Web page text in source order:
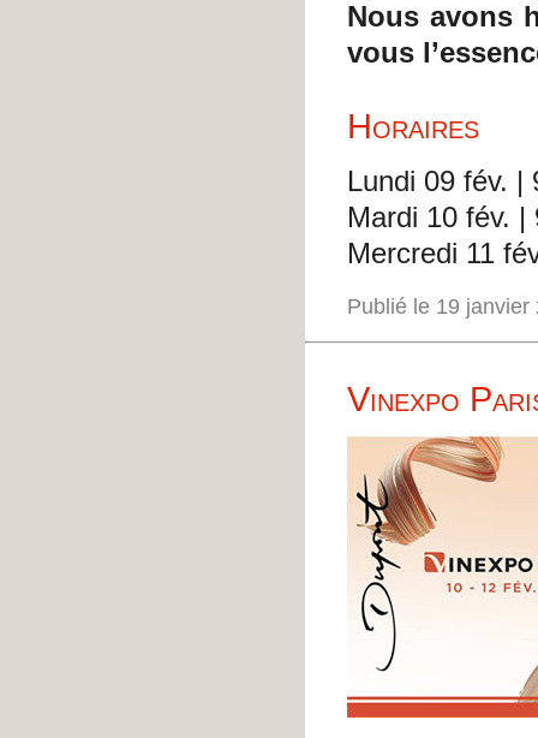
Nous avons
vous
Horaires
Lundi 09 fév. |
Mardi 10 fév. |
Mercredi 11
Publié le 19
Vinexpo